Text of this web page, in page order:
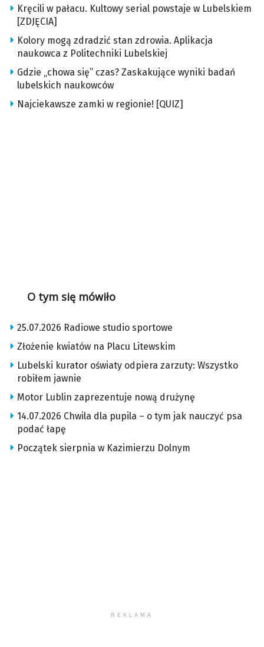
Kręcili w pałacu. Kultowy serial powstaje w Lubelskiem
[ZDJĘCIA]
Kolory mogą zdradzić stan zdrowia. Aplikacja
naukowca z Politechniki Lubelskiej
Gdzie „chowa się” czas? Zaskakujące wyniki badań
lubelskich naukowców
Najciekawsze zamki w regionie! [QUIZ]
O tym się mówiło
25.07.2026 Radiowe studio sportowe
Złożenie kwiatów na Placu Litewskim
Lubelski kurator oświaty odpiera zarzuty: Wszystko
robiłem jawnie
Motor Lublin zaprezentuje nową drużynę
14.07.2026 Chwila dla pupila – o tym jak nauczyć psa
podać łapę
Początek sierpnia w Kazimierzu Dolnym
REKLAMA